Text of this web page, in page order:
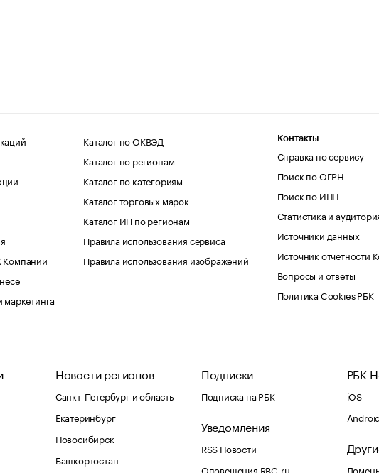
Компании
маркетинга
Каталог по ОКВЭД
Каталог по регионам
Каталог по категориям
Каталог торговых марок
Каталог ИП по регионам
Правила использования сервиса
Правила использования изображений
Контакты
Справка по сервису
Поиск по ОГРН
Поиск по ИНН
Статистика и
Источники данных
Источник отчетности
Вопросы и ответы
Политика Cookies РБК
Новости регионов
Санкт-Петербург и область
Екатеринбург
Новосибирск
Башкортостан
Подписки
Подписка на РБК
Уведомления
RSS Новости
Оповещения RBC.ru
РБК
iOS